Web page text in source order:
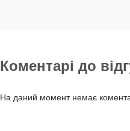
Коментарі до
На даний момент немає